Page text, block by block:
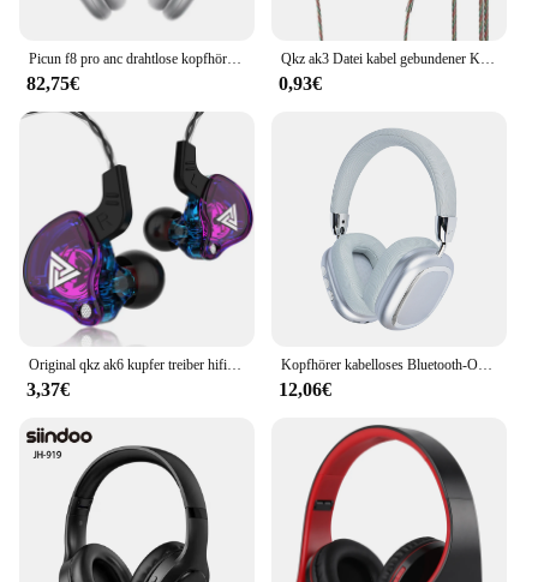
Picun f8 pro anc drahtlose kopfhörer kopf verfolgung 3d räumliches audio-52db anc hifi bluetooth headset enc hd mikrofon app mit niedriger latenz
82,75€
Qkz ak3 Datei kabel gebundener Kopfhörer mit Mikrofon Hifi Musik monitor Bass Kopfhörer Noise Cancel ling Headset für Sportspiel-Ohrhörer
0,93€
Original qkz ak6 kupfer treiber hifi kabel gebundener kopfhörer rennen sport kopfhörer bass stereo headset musik ohrhörer 3,5mm im ohr mit mikrofon
3,37€
Kopfhörer kabelloses Bluetooth-Over-Ear-faltbares kabel gebundenes Stereo-Headset mit Mikrofon-PC, weiche Ohren schützer, leichtes, langes Tragen
12,06€